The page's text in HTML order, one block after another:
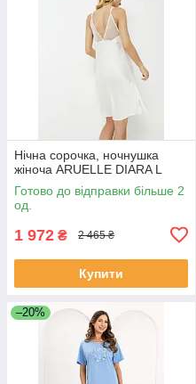
Нічна сорочка, ночнушка
жіноча ARUELLE DIARA L
Готово до відправки більше 2
од.
1 972 ₴ 2 465 ₴
Купити
–20%